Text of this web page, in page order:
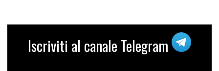
Iscriviti al canale Telegram